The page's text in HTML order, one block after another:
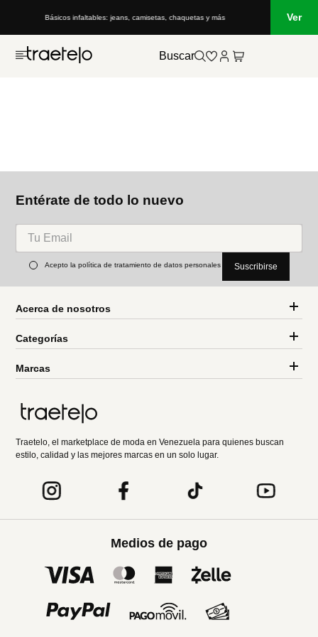
Básicos infaltables: jeans, camisetas, chaquetas y más Ver
Buscar
Entérate de todo lo nuevo
Acepto la política de tratamiento de datos personales Suscribirse
Acerca de nosotros
Categorías
Marcas
Traetelo, el marketplace de moda en Venezuela para quienes buscan
estilo, calidad y las mejores marcas en un solo lugar.
Medios de pago